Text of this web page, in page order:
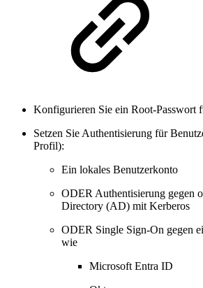
Konfigurieren Sie ein Root-Passwort
Setzen Sie Authentisierung für
Profil):
Ein lokales Benutzerkonto
ODER Authentisierung gegen
Directory (AD) mit Kerberos
ODER Single Sign-On gegen
wie
Microsoft Entra ID